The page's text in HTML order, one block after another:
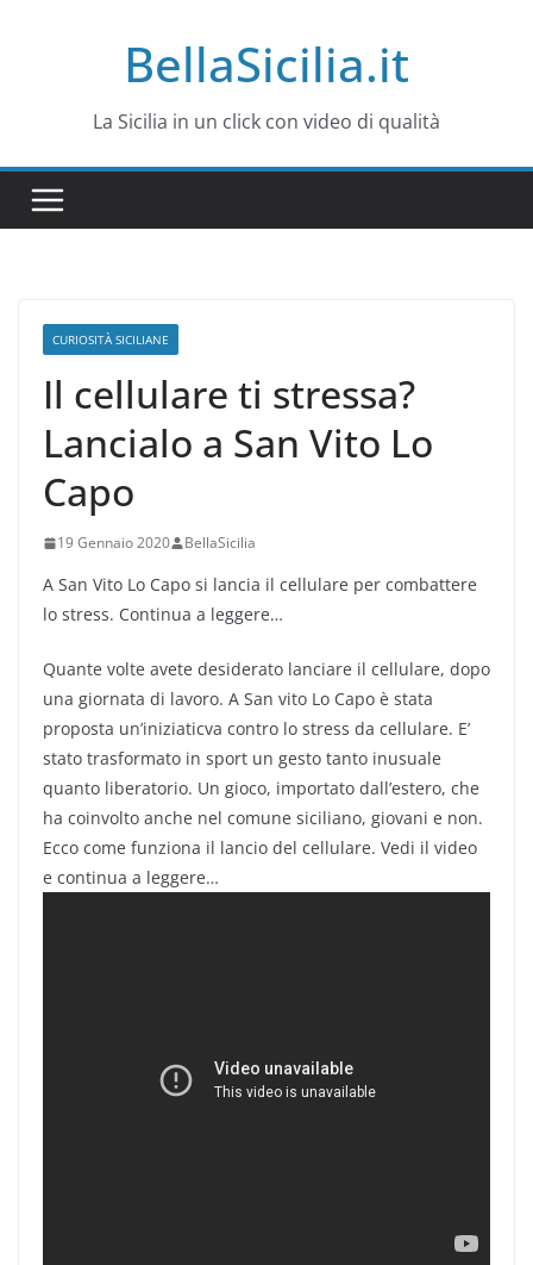
BellaSicilia.it
La Sicilia in un click con video di qualità
CURIOSITÀ SICILIANE
Il cellulare ti stressa?
Lancialo a San Vito Lo
Capo
19 Gennaio 2020 BellaSicilia
A San Vito Lo Capo si lancia il cellulare per combattere
lo stress. Continua a leggere…
Quante volte avete desiderato lanciare il cellulare, dopo
una giornata di lavoro. A San vito Lo Capo è stata
proposta un’iniziaticva contro lo stress da cellulare. E’
stato trasformato in sport un gesto tanto inusuale
quanto liberatorio. Un gioco, importato dall’estero, che
ha coinvolto anche nel comune siciliano, giovani e non.
Ecco come funziona il lancio del cellulare. Vedi il video
e continua a leggere…